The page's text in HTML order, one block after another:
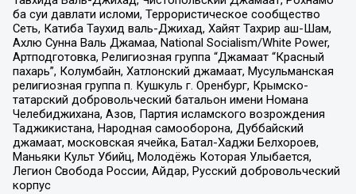
ба суи давлати исломи, Террористическое сообщество
Сеть, Катиба Таухид валь-Джихад, Хайят Тахрир аш-Шам,
Ахлю Сунна Валь Джамаа, National Socialism/White Power,
Артподготовка, Религиозная группа “Джамаат “Красный
пахарь”, Колумбайн, Хатлонский джамаат, Мусульманская
религиозная группа п. Кушкуль г. Оренбург, Крымско-
татарский добровольческий батальон имени Номана
Челебиджихана, Азов, Партия исламского возрождения
Таджикистана, Народная самооборона, Дуббайский
джамаат, московская ячейка, Батал-Хаджи Белхороев,
Маньяки Культ Убийц, Молодёжь Которая Улыбается,
Легион Свобода России, Айдар, Русский добровольческий
корпус